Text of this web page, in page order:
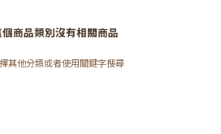
商品類別沒有相關商品
其他分類或者使用關鍵字搜尋